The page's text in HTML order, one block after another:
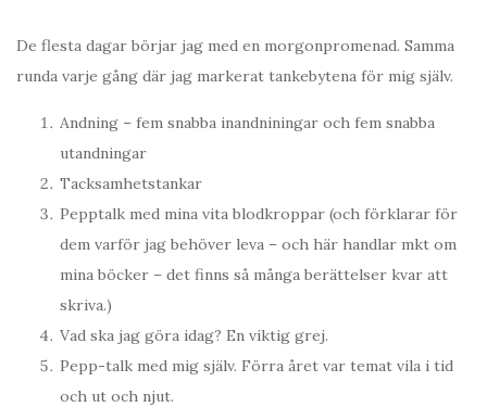
De flesta dagar börjar jag med en morgonpromenad. Samma
runda varje gång där jag markerat tankebytena för mig själv.
Andning – fem snabba inandniningar och fem snabba
utandningar
Tacksamhetstankar
Pepptalk med mina vita blodkroppar (och förklarar för
dem varför jag behöver leva – och här handlar mkt om
mina böcker – det finns så många berättelser kvar att
skriva.)
Vad ska jag göra idag? En viktig grej.
Pepp-talk med mig själv. Förra året var temat vila i tid
och ut och njut.